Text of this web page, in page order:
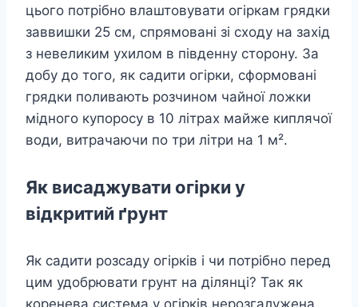
цього потрібно влаштовувати огіркам грядки
заввишки 25 см, спрямовані зі сходу на захід
з невеликим ухилом в південну сторону. За
добу до того, як садити огірки, сформовані
грядки поливають розчином чайної ложки
мідного купоросу в 10 літрах майже киплячої
води, витрачаючи по три літри на 1 м².
Як висаджувати огірки у
відкритий ґрунт
Як садити розсаду огірків і чи потрібно перед
цим удобрювати грунт на ділянці? Так як